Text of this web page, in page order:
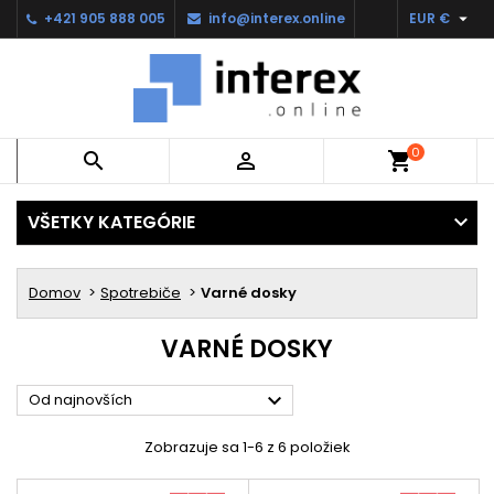
+421 905 888 005 info@interex.online EUR € 
  shopping_cart0
VŠETKY KATEGÓRIE
Domov Spotrebiče Varné dosky
VARNÉ DOSKY
Od najnovších 
Zobrazuje sa 1-6 z 6 položiek